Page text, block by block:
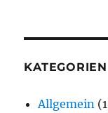
KATEGORIEN
Allgemein